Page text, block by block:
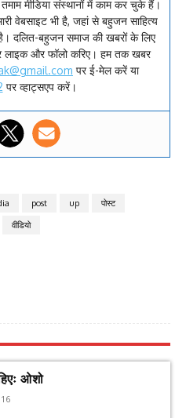
मीडिया संस्थानों में काम कर चुके हैं।
वेबसाइट भी है, जहां से बहुजन साहित्य
दलित-बहुजन समाज की खबरों के लिए
लाइक और फॉलो करिए। हम तक खबर
पर ई-मेल करें या
पर व्हाट्सएप करें।
post up
पोस्ट
वीडियो
ओशो